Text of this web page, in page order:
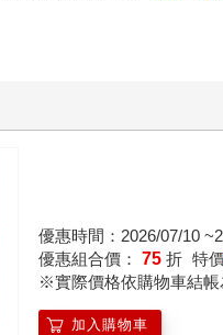
優惠時間：2026/07/10
優惠組合價： 75 折 特
※實際價格依購物車結帳
加入購物車